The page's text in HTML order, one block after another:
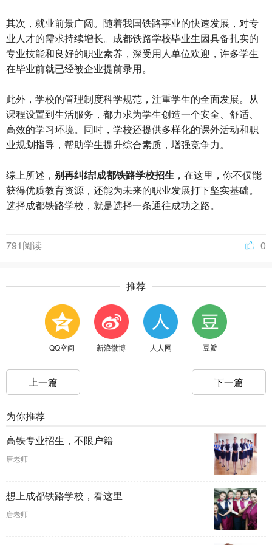
其次，就业前景广阔。随着我国铁路事业的快速发展，对专
业人才的需求持续增长。成都铁路学校毕业生因具备扎实的
专业技能和良好的职业素养，深受用人单位欢迎，许多学生
在毕业前就已经被企业提前录用。
此外，学校的管理制度科学规范，注重学生的全面发展。从
课程设置到生活服务，都力求为学生创造一个安全、舒适、
高效的学习环境。同时，学校还提供多样化的课外活动和职
业规划指导，帮助学生提升综合素质，增强竞争力。
综上所述， 别再纠结!成都铁路学校招生 ，在这里，你不仅能
获得优质教育资源，还能为未来的职业发展打下坚实基础。
选择成都铁路学校，就是选择一条通往成功之路。
0
791阅读
推荐
QQ空间 新浪微博 人人网 豆瓣
上一篇 下一篇
为你推荐
高铁专业招生，不限户籍
唐老师
想上成都铁路学校，看这里
唐老师